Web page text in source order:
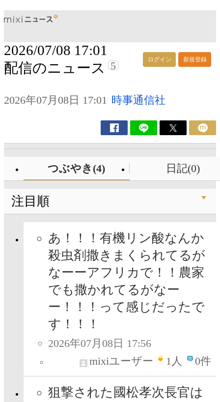
ログイン 新規登録
2026/07/08 17:01
配信のニュース
5
2026年07月08日 17:01 時事通信社
つぶやき(4) 日記(0)
注目順
あ！！！有機リン酸なんか
殺虫剤撒きまくられてるが
なーーアフリカで！！農家
でも撒かれてるがなー
ー！！！って感じだったで
す！！！
2026年07月08日 17:56
mixiユーザー
1人 0件
狙撃された國松孝次長官は